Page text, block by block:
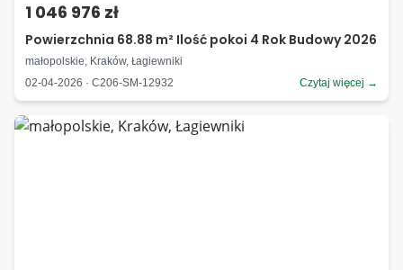
1 046 976 zł
Powierzchnia 68.88 m² Ilość pokoi 4 Rok Budowy 2026
małopolskie, Kraków, Łagiewniki
02-04-2026 · C206-SM-12932
Czytaj więcej →